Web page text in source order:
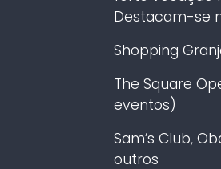
Destacam-se
Shopping
The Square
eventos)
Sam’s Club,
outros